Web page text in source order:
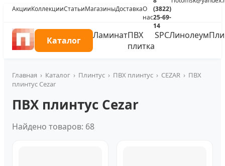
АкцииКоллекцииСтатьиМагазиныДоставкаО
нас
(3822)
25-69-
14
Каталог ЛаминатПВХ
плитка
SPCЛинолеум
Главная › Каталог › Плинтус › ПВХ плинтус › CEZAR › ПВХ
плинтус Cezar
ПВХ плинтус Cezar
Найдено товаров: 68